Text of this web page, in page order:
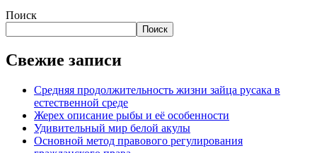
Поиск
Поиск
Свежие записи
Средняя продолжительность жизни зайца русака в
естественной среде
Жерех описание рыбы и её особенности
Удивительный мир белой акулы
Основной метод правового регулирования